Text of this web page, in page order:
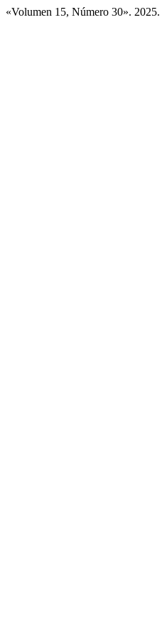
«Volumen 15, Número 30». 2025.